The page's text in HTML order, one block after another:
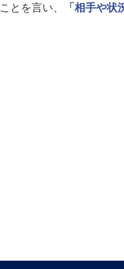
ことを言い、
「相手や